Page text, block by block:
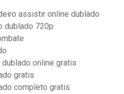
assistir online dublado
dublado 720p
online gratis
gratis
completo gratis